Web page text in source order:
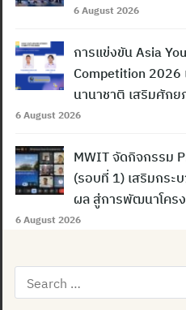
Search
6 August 2026
การแข่งขัน Asia
Competition 2026
นานาชาติ เสริมศัก
6 August 2026
MWIT จัดกิจกรรม
(รอบที่ 1) เสริมกระ
ผล สู่การพัฒนาโคร
6 August 2026
Search
for: